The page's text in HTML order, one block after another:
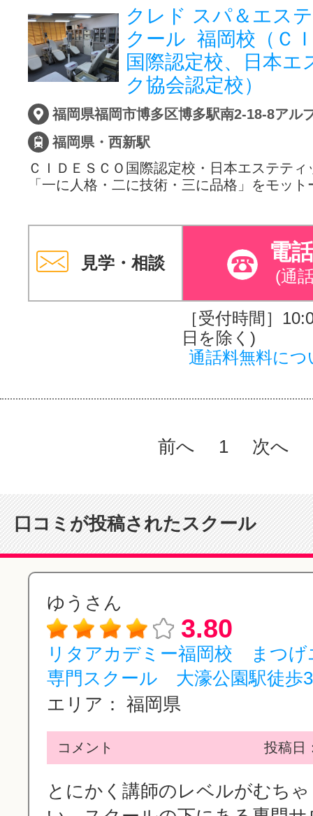
クレド スパ＆エス
クール 福岡校（Ｃ
国際認定校、日本エ
ク協会認定校）
福岡県福岡市博多区博多駅南2-18-8アル
福岡県・西新駅
ＣＩＤＥＳＣＯ国際認定校・日本エステテ
「一に人格・二に技術・三に品格」をモッ
見学・相談 電
(通
［受付時間］
日を除く)
通話料無料につ
前へ 1 次へ
口コミが投稿されたスクール
ゆうさん
3.80
リタアカデミー福岡校 まつげ
専門スクール 大濠公園駅徒歩
エリア： 福岡県
コメント 投稿日
とにかく講師のレベルがむち